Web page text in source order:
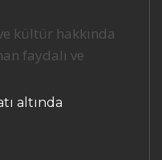
kültür hakkında
faydalı ve
altında